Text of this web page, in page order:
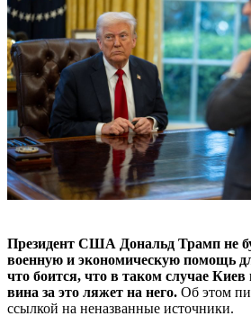
Президент США Дональд Трамп не
военную и экономическую помощь
что боится, что в таком случае Киев
вина за это ляжет на него. Об этом
ссылкой на неназванные источники.